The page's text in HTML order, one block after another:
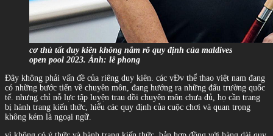
cơ thủ tất duy kiên không nắm rõ quy định của maldives
open pool 2023. Ảnh: lê phong
Đây không phải vấn đề của riêng duy kiên. các vĐv thể thao việt nam đang
có những bước tiến về chuyên môn, đang hướng ra những đấu trường quốc
tế. nhưng chỉ nỗ lực tập luyện trau dồi chuyên môn chưa đủ, họ cần trang
bị hành trang kiến thức, hiểu các quy định của cuộc chơi và quan trọng
không kém là ngoại ngữ.